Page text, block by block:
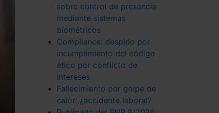
sobre control de presencia
mediante sistemas
biométricos
Compliance: despido por
incumplimiento del código
ético por conflicto de
intereses
Fallecimiento por golpe de
calor: ¿accidente laboral?